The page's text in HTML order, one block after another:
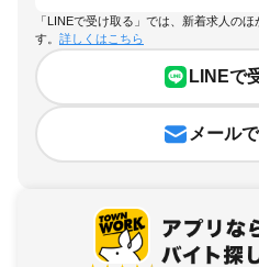
「LINEで受け取る」では、新着求人の
す。 詳しくはこちら
LINEで
メール